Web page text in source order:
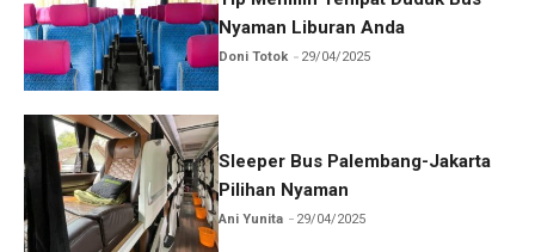
Nyaman Liburan Anda
Doni Totok 29/04/2025
Sleeper Bus Palembang-Jakarta
Pilihan Nyaman
Ani Yunita 29/04/2025